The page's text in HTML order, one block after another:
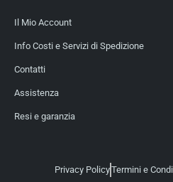
Il Mio Account
Info Costi e Servizi di Spedizione
Contatti
Assistenza
Resi e garanzia
Privacy PolicyTermini e